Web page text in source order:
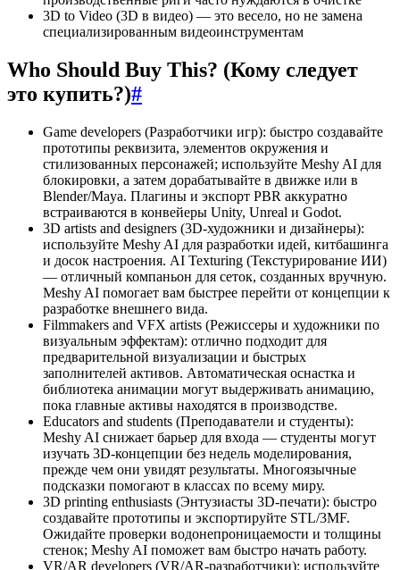
3D to Video (3D в видео) — это весело, но не замена
специализированным видеоинструментам
Who Should Buy This? (Кому следует
это купить?)#
Game developers (Разработчики игр): быстро создавайте
прототипы реквизита, элементов окружения и
стилизованных персонажей; используйте Meshy AI для
блокировки, а затем дорабатывайте в движке или в
Blender/Maya. Плагины и экспорт PBR аккуратно
встраиваются в конвейеры Unity, Unreal и Godot.
3D artists and designers (3D-художники и дизайнеры):
используйте Meshy AI для разработки идей, китбашинга
и досок настроения. AI Texturing (Текстурирование ИИ)
— отличный компаньон для сеток, созданных вручную.
Meshy AI помогает вам быстрее перейти от концепции к
разработке внешнего вида.
Filmmakers and VFX artists (Режиссеры и художники по
визуальным эффектам): отлично подходит для
предварительной визуализации и быстрых
заполнителей активов. Автоматическая оснастка и
библиотека анимации могут выдерживать анимацию,
пока главные активы находятся в производстве.
Educators and students (Преподаватели и студенты):
Meshy AI снижает барьер для входа — студенты могут
изучать 3D-концепции без недель моделирования,
прежде чем они увидят результаты. Многоязычные
подсказки помогают в классах по всему миру.
3D printing enthusiasts (Энтузиасты 3D-печати): быстро
создавайте прототипы и экспортируйте STL/3MF.
Ожидайте проверки водонепроницаемости и толщины
стенок; Meshy AI поможет вам быстро начать работу.
VR/AR developers (VR/AR-разработчики): используйте